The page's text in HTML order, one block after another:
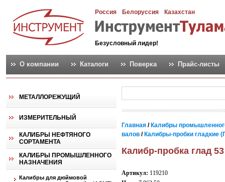
Россия Белоруссия Казахстан
Безусловный лидер!
О компании Каталоги Поверка Прайс-листы
МЕТАЛЛОРЕЖУЩИЙ
ИЗМЕРИТЕЛЬНЫЙ
КАЛИБРЫ НЕФТЯНОГО
СОРТАМЕНТА
КАЛИБРЫ ПРОМЫШЛЕННОГО
НАЗНАЧЕНИЯ
Калибры для дюймовой
Главная / Калибры
валов / Калибры-пробки гладкие
Калибр-пробка глад
Артикул: 119210